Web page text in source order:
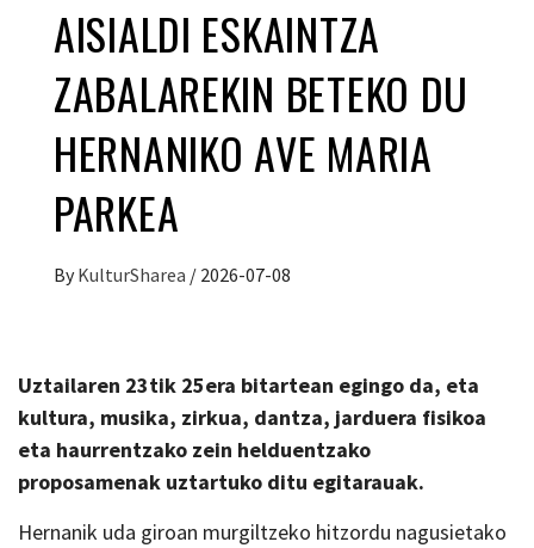
AISIALDI ESKAINTZA
ZABALAREKIN BETEKO DU
HERNANIKO AVE MARIA
PARKEA
By KulturSharea / 2026-07-08
Uztailaren 23tik 25era bitartean egingo da, eta
kultura, musika, zirkua, dantza, jarduera fisikoa
eta haurrentzako zein helduentzako
proposamenak uztartuko ditu egitarauak.
Hernanik uda giroan murgiltzeko hitzordu nagusietako